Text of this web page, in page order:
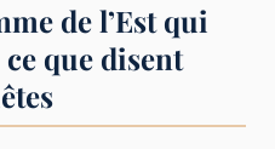
de l’Est qui
que disent